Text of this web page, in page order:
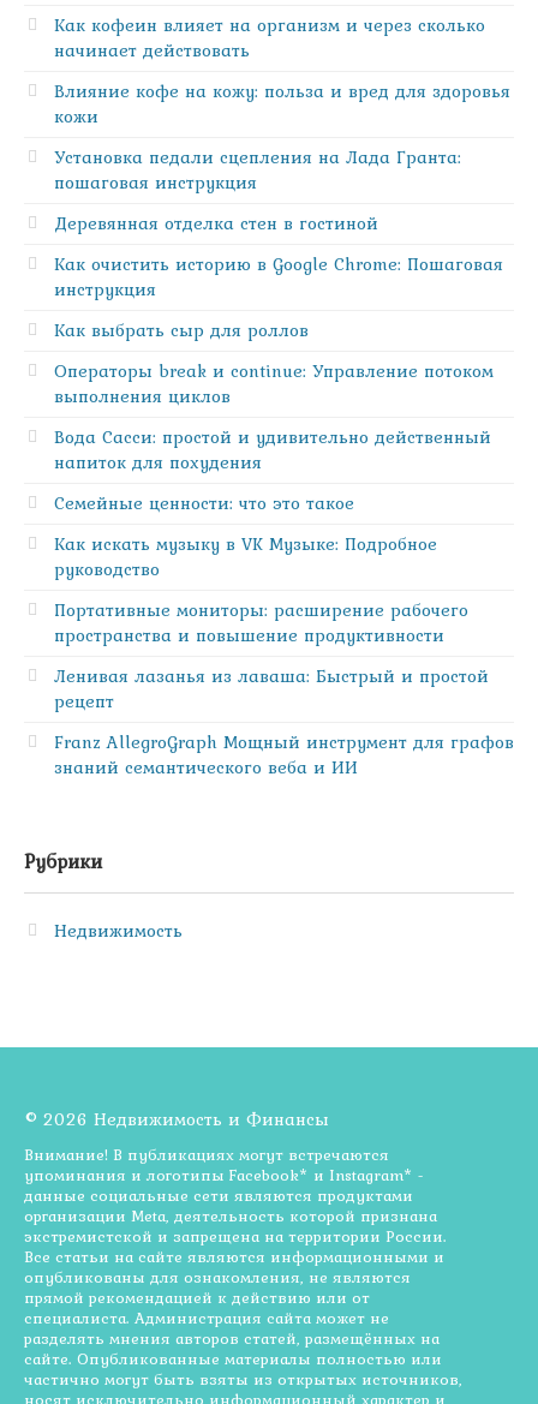
Как кофеин влияет на организм и через сколько
начинает действовать
Влияние кофе на кожу: польза и вред для здоровья
кожи
Установка педали сцепления на Лада Гранта:
пошаговая инструкция
Деревянная отделка стен в гостиной
Как очистить историю в Google Chrome: Пошаговая
инструкция
Как выбрать сыр для роллов
Операторы break и continue: Управление потоком
выполнения циклов
Вода Сасси: простой и удивительно действенный
напиток для похудения
Семейные ценности: что это такое
Как искать музыку в VK Музыке: Подробное
руководство
Портативные мониторы: расширение рабочего
пространства и повышение продуктивности
Ленивая лазанья из лаваша: Быстрый и простой
рецепт
Franz AllegroGraph Мощный инструмент для графов
знаний семантического веба и ИИ
Рубрики
Недвижимость
© 2026 Недвижимость и Финансы
Внимание! В публикациях могут встречаются
упоминания и логотипы Facebook* и Instagram* -
данные социальные сети являются продуктами
организации Meta, деятельность которой признана
экстремистской и запрещена на территории России.
Все статьи на сайте являются информационными и
опубликованы для ознакомления, не являются
прямой рекомендацией к действию или от
специалиста. Администрация сайта может не
разделять мнения авторов статей, размещённых на
сайте. Опубликованные материалы полностью или
частично могут быть взяты из открытых источников,